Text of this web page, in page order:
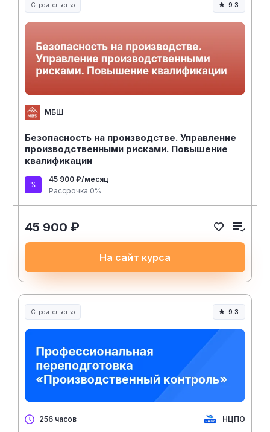
Строительство
Строительство и инженерия
9.3
МБШ
Безопасность на производстве. Управление
производственными рисками. Повышение
квалификации
45 900 ₽/месяц
Рассрочка 0%
45 900 ₽
На сайт курса
Строительство
Строительство и инженерия
9.3
256 часов НЦПО